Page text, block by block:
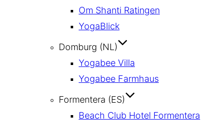
Om Shanti Ratingen
YogaBlick
Domburg (NL)
Yogabee Villa
Yogabee Farmhaus
Formentera (ES)
Beach Club Hotel Formentera